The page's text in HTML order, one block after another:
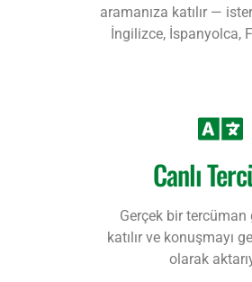
aramanıza katılır —
İngilizce, İspanyolca,
Canlı
Gerçek bir tercüman
katılır ve konuşmayı
olarak